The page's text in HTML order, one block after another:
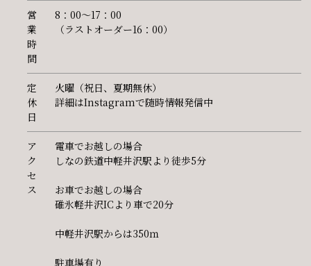
営
業
時
間
8：00～17：00
（ラストオーダー16：00）
定
休
日
火曜（祝日、夏期無休）
詳細はInstagramで随時情報発信中
ア
ク
セ
ス
電車でお越しの場合
しなの鉄道中軽井沢駅より徒歩5分
お車でお越しの場合
碓氷軽井沢ICより車で20分
中軽井沢駅からは350ｍ
駐車場有り